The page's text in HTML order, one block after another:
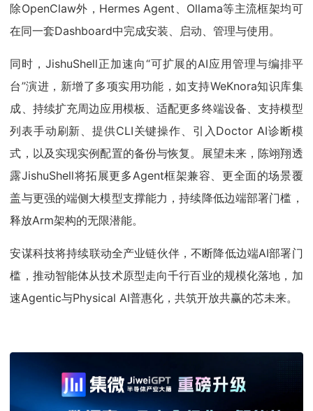
除OpenClaw外，Hermes Agent、Ollama等主流框架均可
在同一套Dashboard中完成安装、启动、管理与使用。
同时，JishuShell正加速向“可扩展的AI应用管理与编排平
台”演进，新增了多项实用功能，如支持WeKnora知识库集
成、持续扩充周边应用模板、适配更多终端设备、支持模型
列表手动刷新、提供CLI关键操作、引入Doctor AI诊断模
式，以及实现实例配置的备份与恢复。展望未来，陈翊翔透
露JishuShell将拓展更多Agent框架兼容、更全面的场景覆
盖与更强的端侧大模型支撑能力，持续降低边端部署门槛，
释放Arm架构的无限潜能。
安谋科技将持续联动全产业链伙伴，不断降低边端AI部署门
槛，推动智能体从技术原型走向千行百业的规模化落地，加
速Agentic与Physical AI普惠化，共筑开放共赢的芯未来。